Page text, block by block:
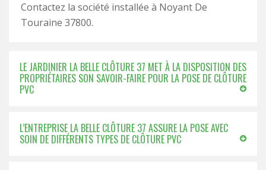
Contactez la société installée à Noyant De
Touraine 37800.
LE JARDINIER LA BELLE CLÔTURE 37 MET À LA DISPOSITION DES
PROPRIÉTAIRES SON SAVOIR-FAIRE POUR LA POSE DE CLÔTURE
PVC
L’ENTREPRISE LA BELLE CLÔTURE 37 ASSURE LA POSE AVEC
SOIN DE DIFFÉRENTS TYPES DE CLÔTURE PVC